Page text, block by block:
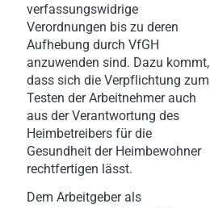
verfassungswidrige
Verordnungen bis zu deren
Aufhebung durch VfGH
anzuwenden sind. Dazu kommt,
dass sich die Verpflichtung zum
Testen der Arbeitnehmer auch
aus der Verantwortung des
Heimbetreibers für die
Gesundheit der Heimbewohner
rechtfertigen lässt.
Dem Arbeitgeber als